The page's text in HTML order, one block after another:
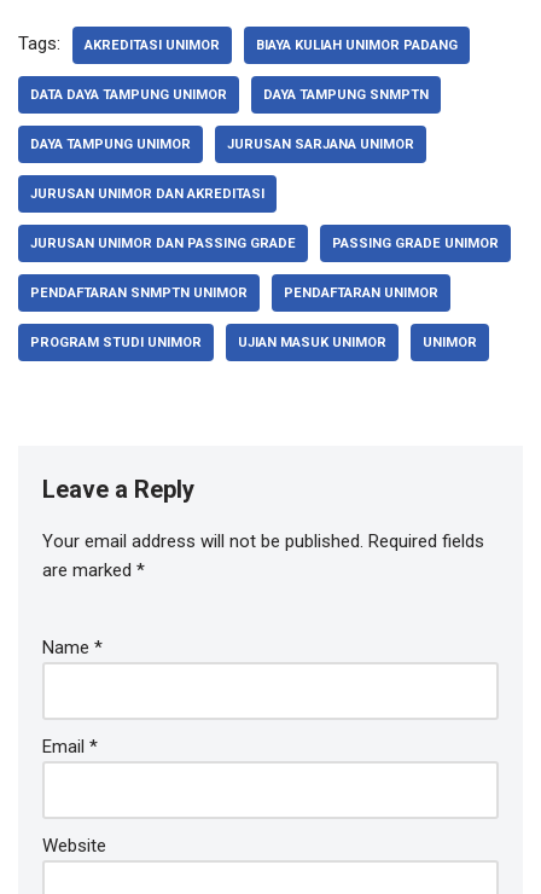
Tags: AKREDITASI UNIMOR BIAYA KULIAH UNIMOR PADANG
DATA DAYA TAMPUNG UNIMOR DAYA TAMPUNG SNMPTN
DAYA TAMPUNG UNIMOR JURUSAN SARJANA UNIMOR
JURUSAN UNIMOR DAN AKREDITASI
JURUSAN UNIMOR DAN PASSING GRADE PASSING GRADE UNIMOR
PENDAFTARAN SNMPTN UNIMOR PENDAFTARAN UNIMOR
PROGRAM STUDI UNIMOR UJIAN MASUK UNIMOR UNIMOR
Leave a Reply
Your email address will not be published. Required fields
are marked *
Name *
Email *
Website